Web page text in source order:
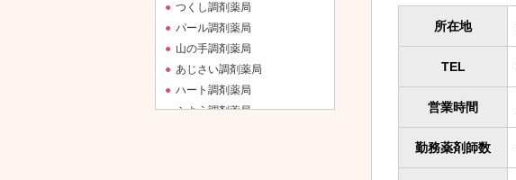
所在地
TEL
営業時間
勤務薬剤師数
つくし調剤薬局
パール調剤薬局
山の手調剤薬局
あじさい調剤薬局
ハート調剤薬局
ふよう調剤薬局